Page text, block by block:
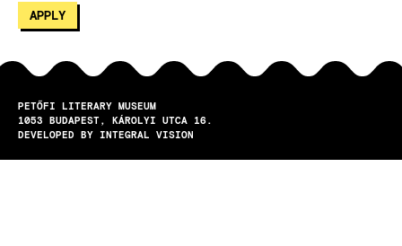
PETŐFI LITERARY MUSEUM
1053
BUDAPEST
KÁROLYI UTCA 16.
DEVELOPED BY INTEGRAL VISION